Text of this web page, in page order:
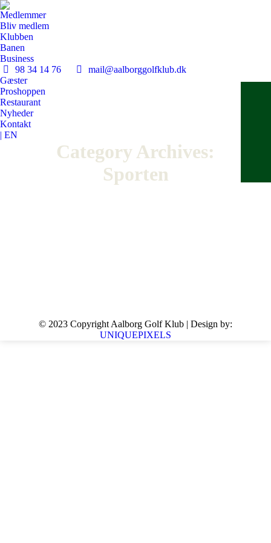
Medlemmer
Bliv medlem
Klubben
Banen
Business
98 34 14 76
mail@aalborggolfklub.dk
Gæster
Proshoppen
Restaurant
Nyheder
Kontakt
| EN
Category Archives:
Sporten
© 2023 Copyright Aalborg Golf Klub | Design by:
UNIQUEPIXELS